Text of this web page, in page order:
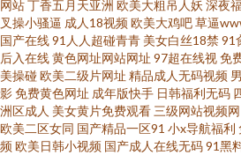
网站丁香五月天亚洲 欧美大粗吊人妖 深夜
叉操小骚逼 成人18视频欧美大鸡吧草逼
国产在线91人人超碰青青 美女白丝18禁 91
后入在线黄色网址网站网址 97超在线视免
美操碰欧美二级片网址 精品成人无码视频
影免费黄色网址 成年版快手 日韩福利无码
洲区成人 美女黄片免费观看 三级网站视频网
欧美二区女同 国产精品一区91 小x导航福利
频欧美日韩小视频 国产成人在线无码91黑